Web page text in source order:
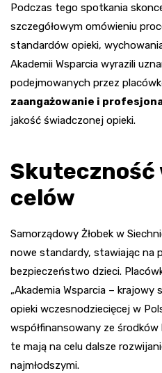
Podczas tego spotkania
szczegółowym omówieniu
standardów opieki,
Akademii Wsparcia wyrazili
podejmowanych przez
zaangażowanie i
jakość świadczonej opieki.
Skuteczność
celów
Samorządowy Żłobek w
nowe standardy, stawiając na
bezpieczeństwo dzieci.
„Akademia Wsparcia –
opieki wczesnodziecięcej w
współfinansowany ze
te mają na celu dalsze
najmłodszymi.